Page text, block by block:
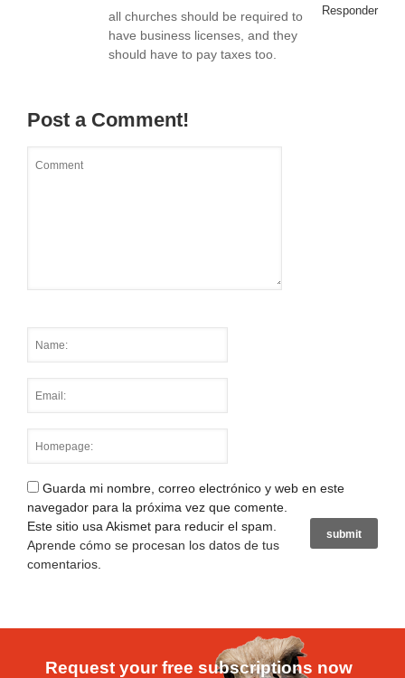
Responder
all churches should be required to
have business licenses, and they
should have to pay taxes too.
Post a Comment!
Guarda mi nombre, correo electrónico y web en este
navegador para la próxima vez que comente.
Este sitio usa Akismet para reducir el spam.
Aprende cómo se procesan los datos de tus
comentarios
Request your free subscriptions now